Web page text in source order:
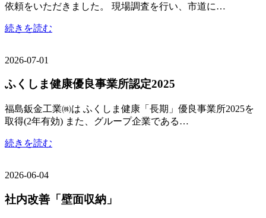
依頼をいただきました。 現場調査を行い、市道に…
続きを読む
2026-07-01
ふくしま健康優良事業所認定2025
福島鈑金工業㈱は ふくしま健康「長期」優良事業所2025を
取得(2年有効) また、グループ企業である…
続きを読む
2026-06-04
社内改善「壁面収納」